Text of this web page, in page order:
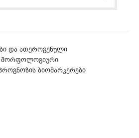
და ათეროგენული
მორფოლოგიური
ბიომარკერები